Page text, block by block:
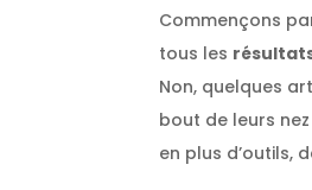
Commençons
tous les
Non, quelques
bout de leurs nez
en plus d’outils,